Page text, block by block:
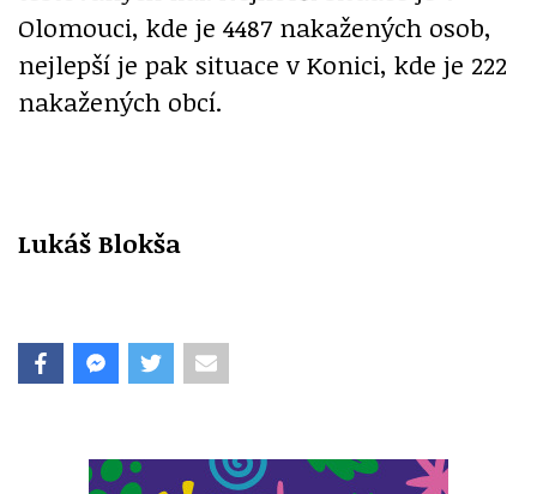
Olomouci, kde je 4487 nakažených osob,
nejlepší je pak situace v Konici, kde je 222
nakažených obcí.
Lukáš Blokša